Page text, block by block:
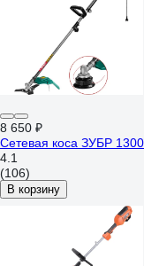
8 650 ₽
Сетевая коса ЗУБР
4.1
(106)
В корзину